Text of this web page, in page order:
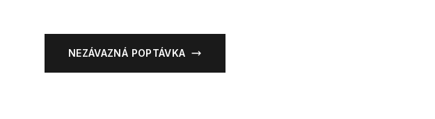
NEZÁVAZNÁ POPTÁVKA